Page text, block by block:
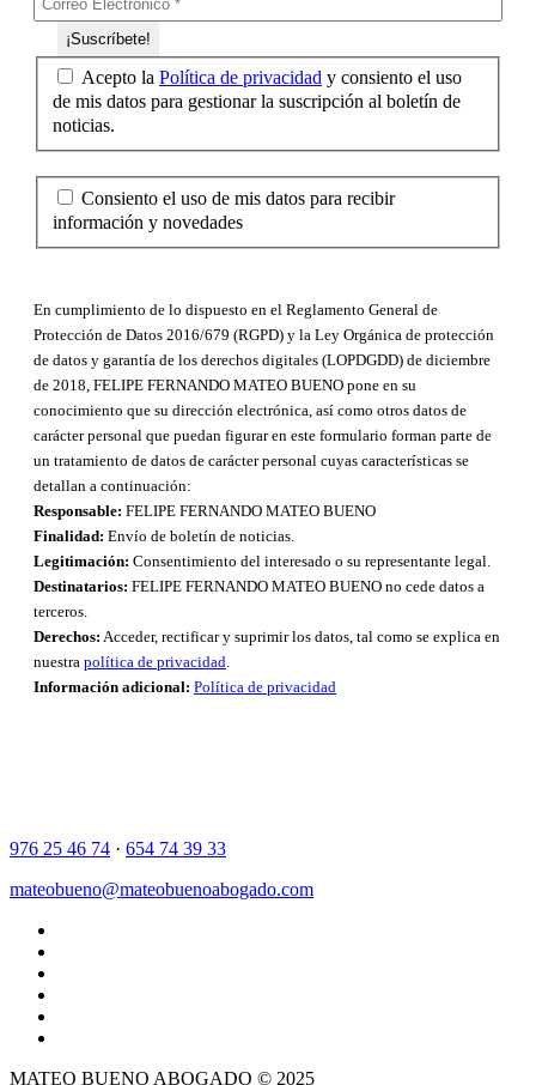
Acepto la Política de privacidad
de mis datos para gestionar la suscripción al boletín de
noticias.
Consiento el uso de mis datos para recibir
información y novedades
En cumplimiento de lo dispuesto en el Reglamento General de
Protección de Datos 2016/679 (RGPD) y la Ley Orgánica de protección
de datos y garantía de los derechos digitales (LOPDGDD) de diciembre
de 2018, FELIPE FERNANDO MATEO BUENO pone en su
conocimiento que su dirección electrónica, así como otros datos de
carácter personal que puedan figurar en este formulario forman parte de
un tratamiento de datos de carácter personal cuyas características se
detallan a continuación:
Responsable: FELIPE FERNANDO MATEO BUENO
Finalidad: Envío de boletín de noticias.
Legitimación: Consentimiento del interesado o su representante legal.
Destinatarios: FELIPE FERNANDO MATEO BUENO no cede datos a
terceros.
Derechos: Acceder, rectificar y suprimir los datos, tal como se explica en
nuestra política de privacidad.
Información adicional: Política de privacidad
976 25 46 74 · 654 74 39 33
mateobueno@mateobuenoabogado.com
MATEO BUENO ABOGADO © 2025